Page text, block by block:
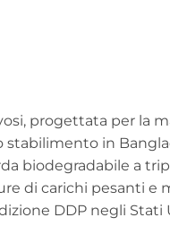
progettata per la
stabilimento in
biodegradabile a
di carichi pesanti e
DDP negli Stati